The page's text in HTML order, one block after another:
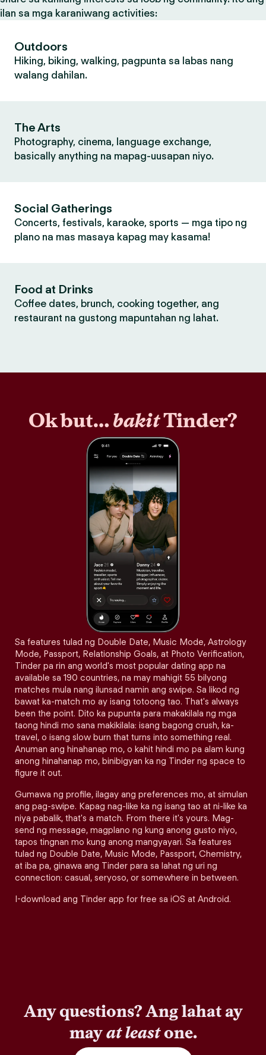
ilan sa mga karaniwang activities:
Outdoors
Hiking, biking, walking, pagpunta sa labas nang
walang dahilan.
The Arts
Photography, cinema, language exchange,
basically anything na mapag-uusapan niyo.
Social Gatherings
Concerts, festivals, karaoke, sports — mga tipo ng
plano na mas masaya kapag may kasama!
Food at Drinks
Coffee dates, brunch, cooking together, ang
restaurant na gustong mapuntahan ng lahat.
Ok but…bakitTinder?
Sa features tulad ng Double Date, Music Mode, Astrology
Mode, Passport, Relationship Goals, at Photo Verification,
Tinder pa rin ang world's most popular dating app na
available sa 190 countries, na may mahigit 55 bilyong
matches mula nang ilunsad namin ang swipe. Sa likod ng
bawat ka-match mo ay isang totoong tao. That's always
been the point. Dito ka pupunta para makakilala ng mga
taong hindi mo sana makikilala: isang bagong crush, ka-
travel, o isang slow burn that turns into something real.
Anuman ang hinahanap mo, o kahit hindi mo pa alam kung
anong hinahanap mo, binibigyan ka ng Tinder ng space to
figure it out.
Gumawa ng profile, ilagay ang preferences mo, at simulan
ang pag-swipe. Kapag nag-like ka ng isang tao at ni-like ka
niya pabalik, that's a match. From there it's yours. Mag-
send ng message, magplano ng kung anong gusto niyo,
tapos tingnan mo kung anong mangyayari. Sa features
tulad ng Double Date, Music Mode, Passport, Chemistry,
at iba pa, ginawa ang Tinder para sa lahat ng uri ng
connection: casual, seryoso, or somewhere in between.
I-download ang Tinder app for free sa iOS at Android.
Any questions? Ang lahat ay
mayat leastone.